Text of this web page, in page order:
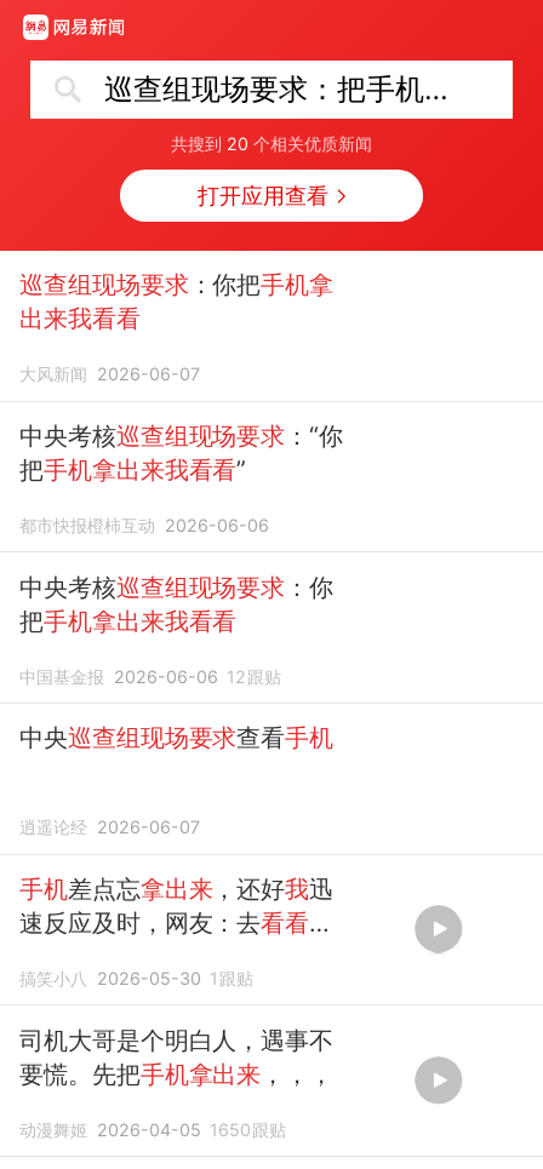
巡查组现场要求：把手机拿出来我看看
共搜到 20 个相关优质新闻
打开应用查看
巡查组现场要求 ：你把手机拿
出来我看看
大风新闻 2026-06-07
中央考核巡查组现场要求 ：“你
把手机拿出来我看看”
都市快报橙柿互动 2026-06-06
中央考核巡查组现场要求 ：你
把手机拿出来我看看
中国基金报 2026-06-06 12跟贴
中央巡查组现场要求查看手机
逍遥论经 2026-06-07
手机差点忘拿出来，还好我迅
速反应及时，网友：去看看脑
搞笑小八 2026-05-30 1 跟贴
司机大哥是个明白人，遇事不
要慌。先把手机拿出来 ，，，
动漫舞姬 2026-04-05 1650跟贴